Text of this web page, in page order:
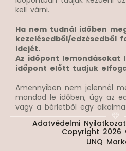
kell várni.
Ha nem tudnál időben
kezelésedből/edzésedből
idejét.
Az időpont lemondásokat
időpont előtt tudjuk
Amennyiben nem jelennél
mondod le időben, úgy az
vagy a bérletből egy
Adatvédelmi Nyilatkozat
Copyright 2026
UNQ